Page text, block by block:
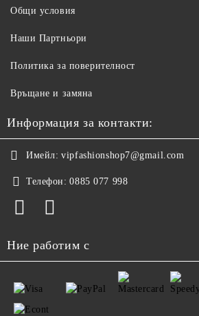
Общи условия
Наши Партньори
Политика за поверителност
Връщане и замяна
Информация за контакти:
Имейл: vipfashionshop7@gmail.com
Телефон: 0885 077 998
Ние работим с